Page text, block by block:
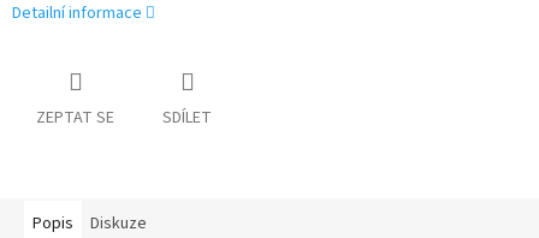
Detailní informace
ZEPTAT SE SDÍLET
Popis Diskuze